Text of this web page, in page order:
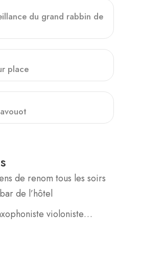
du grand rabbin de
place
de renom tous les soirs
de l’hôtel
violoniste…